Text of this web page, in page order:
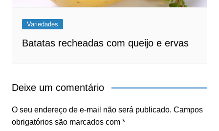
Variedades
Batatas recheadas com queijo e ervas
Deixe um comentário
O seu endereço de e-mail não será publicado. Campos
obrigatórios são marcados com *